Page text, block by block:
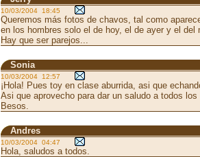
10/03/2004 18:45
Queremos más fotos de chavos, tal como
en los hombres solo el de hoy, el de ayer y el
Hay que ser parejos...
Sonia
10/03/2004 12:57
¡Hola! Pues toy en clase aburrida, asi que
Asi que aprovecho para dar un saludo a todos
Besos.
Andres
10/03/2004 04:47
Hola, saludos a todos.